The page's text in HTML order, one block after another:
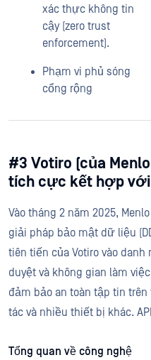
xác thực không tin
cậy (zero trust
enforcement).
Phạm vi phủ sóng
cổng rộng
#3 Votiro (của
tích cực kết hợp
Vào tháng 2 năm 2025,
giải pháp bảo mật dữ liệu
tiên tiến của Votiro vào
duyệt và không gian làm
đảm bảo an toàn tập tin
tác và nhiều thiết bị khác.
Tổng quan về công nghệ